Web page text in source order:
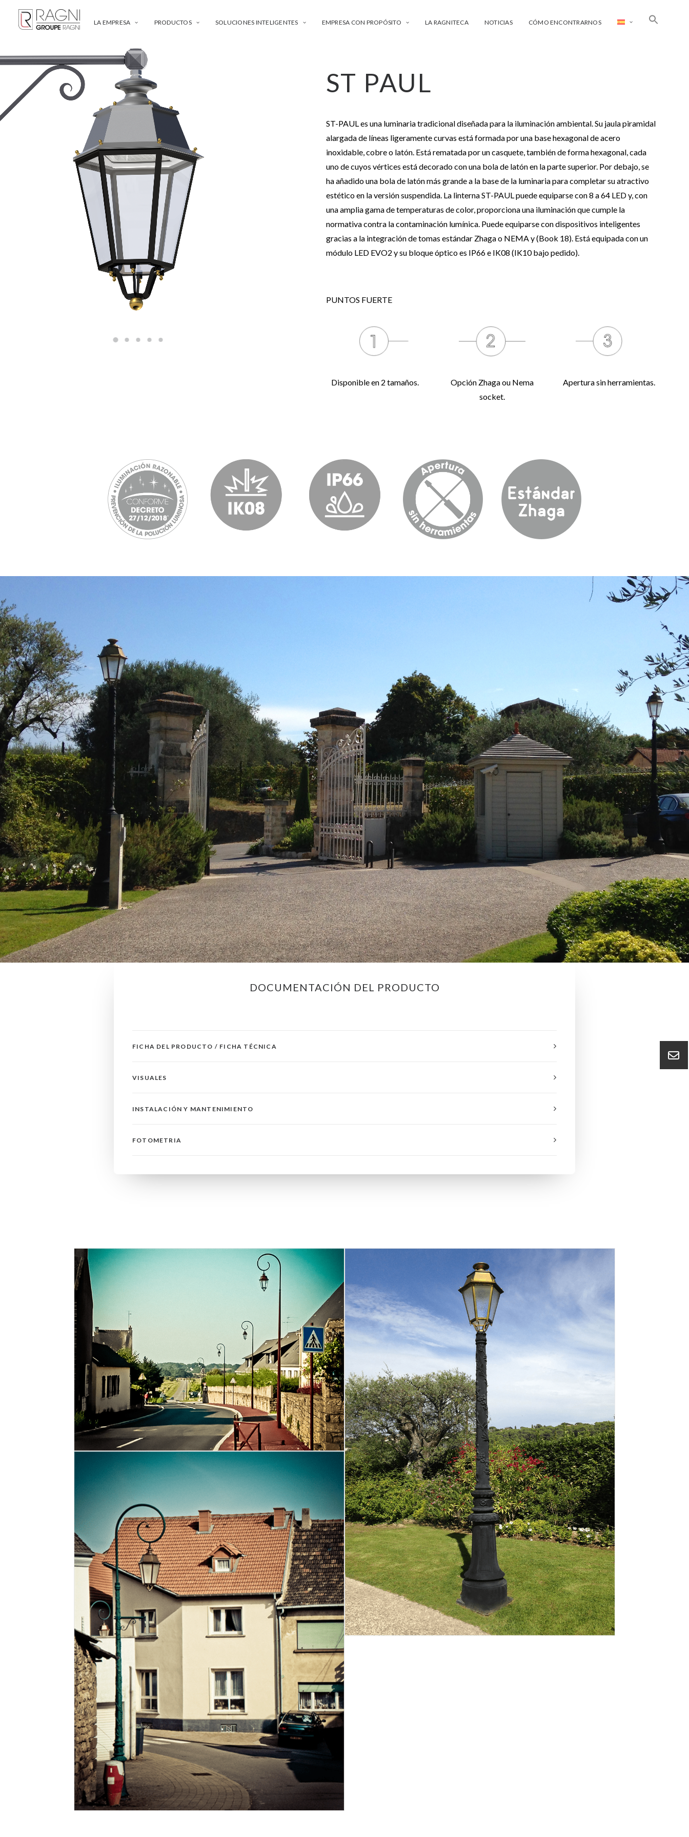
LA EMPRESA PRODUCTOS SOLUCIONES INTELIGENTES EMPRESA CON PROPÓSITO LA RAGNITECA NOTICIAS CÓMO ENCONTRARNOS
ST PAUL
ST-PAUL es una luminaria tradicional diseñada para la iluminación ambiental. Su jaula piramidal
alargada de líneas ligeramente curvas está formada por una base hexagonal de acero
inoxidable, cobre o latón. Está rematada por un casquete, también de forma hexagonal, cada
uno de cuyos vértices está decorado con una bola de latón en la parte superior. Por debajo, se
ha añadido una bola de latón más grande a la base de la luminaria para completar su atractivo
estético en la versión suspendida. La linterna ST-PAUL puede equiparse con 8 a 64 LED y, con
una amplia gama de temperaturas de color, proporciona una iluminación que cumple la
normativa contra la contaminación lumínica. Puede equiparse con dispositivos inteligentes
gracias a la integración de tomas estándar Zhaga o NEMA y (Book 18). Está equipada con un
módulo LED EVO2 y su bloque óptico es IP66 e IK08 (IK10 bajo pedido).
PUNTOS FUERTE
Disponible en 2 tamaños.
Opción Zhaga ou Nema
socket.
Apertura sin herramientas.
DOCUMENTACIÓN DEL PRODUCTO
FICHA DEL PRODUCTO / FICHA TÉCNICA
VISUALES
INSTALACIÓN Y MANTENIMIENTO
FOTOMETRIA